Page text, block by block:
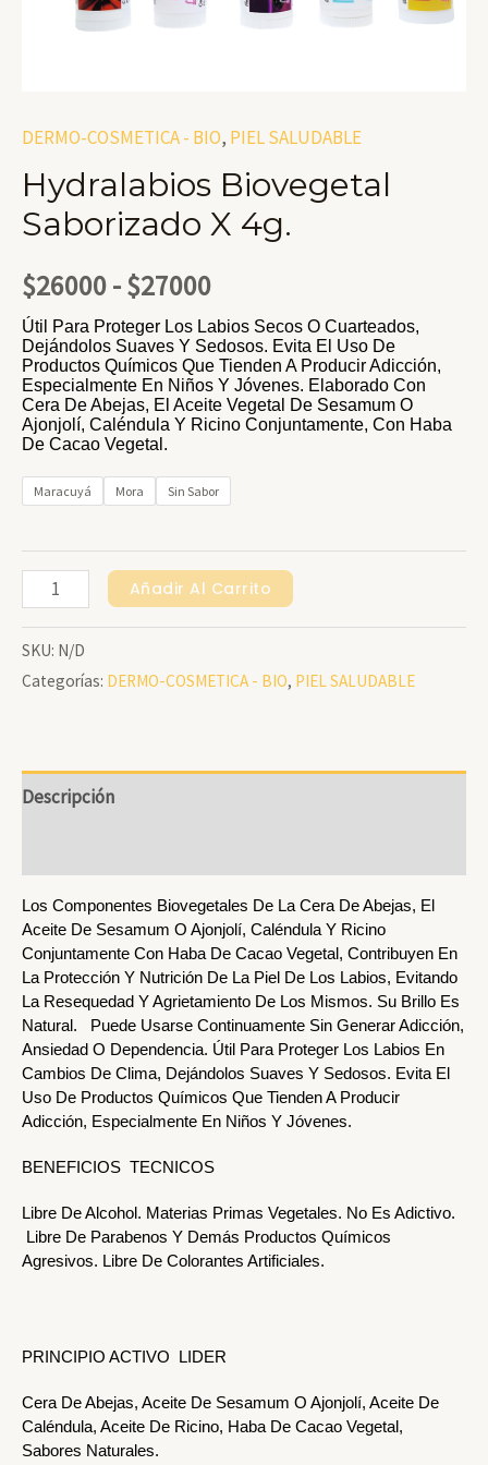
DERMO-COSMETICA - BIO, PIEL SALUDABLE
Hydralabios Biovegetal
Saborizado X 4g.
$26000-$27000Rango
De
Precios:
Desde
$26000
$27000
Útil Para Proteger Los Labios Secos O Cuarteados,
Dejándolos Suaves Y Sedosos. Evita El Uso De
Productos Químicos Que Tienden A Producir Adicción,
Especialmente En Niños Y Jóvenes. Elaborado Con
Cera De Abejas, El Aceite Vegetal De Sesamum O
Ajonjolí, Caléndula Y Ricino Conjuntamente, Con Haba
De Cacao Vegetal.
Maracuyá Mora Sin Sabor
Hydralabios
Saborizado
X
Añadir Al Carrito
SKU: N/D
Categorías: DERMO-COSMETICA - BIO, PIEL SALUDABLE
Descripción
Los Componentes Biovegetales De La Cera De Abejas, El
Aceite De Sesamum O Ajonjolí, Caléndula Y Ricino
Conjuntamente Con Haba De Cacao Vegetal, Contribuyen En
La Protección Y Nutrición De La Piel De Los Labios, Evitando
La Resequedad Y Agrietamiento De Los Mismos. Su Brillo Es
Natural. Puede Usarse Continuamente Sin Generar Adicción,
Ansiedad O Dependencia. Útil Para Proteger Los Labios En
Cambios De Clima, Dejándolos Suaves Y Sedosos. Evita El
Uso De Productos Químicos Que Tienden A Producir
Adicción, Especialmente En Niños Y Jóvenes.
BENEFICIOS TECNICOS
Libre De Alcohol. Materias Primas Vegetales. No Es Adictivo.
Libre De Parabenos Y Demás Productos Químicos
Agresivos. Libre De Colorantes Artificiales.
PRINCIPIO ACTIVO LIDER
Cera De Abejas, Aceite De Sesamum O Ajonjolí, Aceite De
Caléndula, Aceite De Ricino, Haba De Cacao Vegetal,
Sabores Naturales.